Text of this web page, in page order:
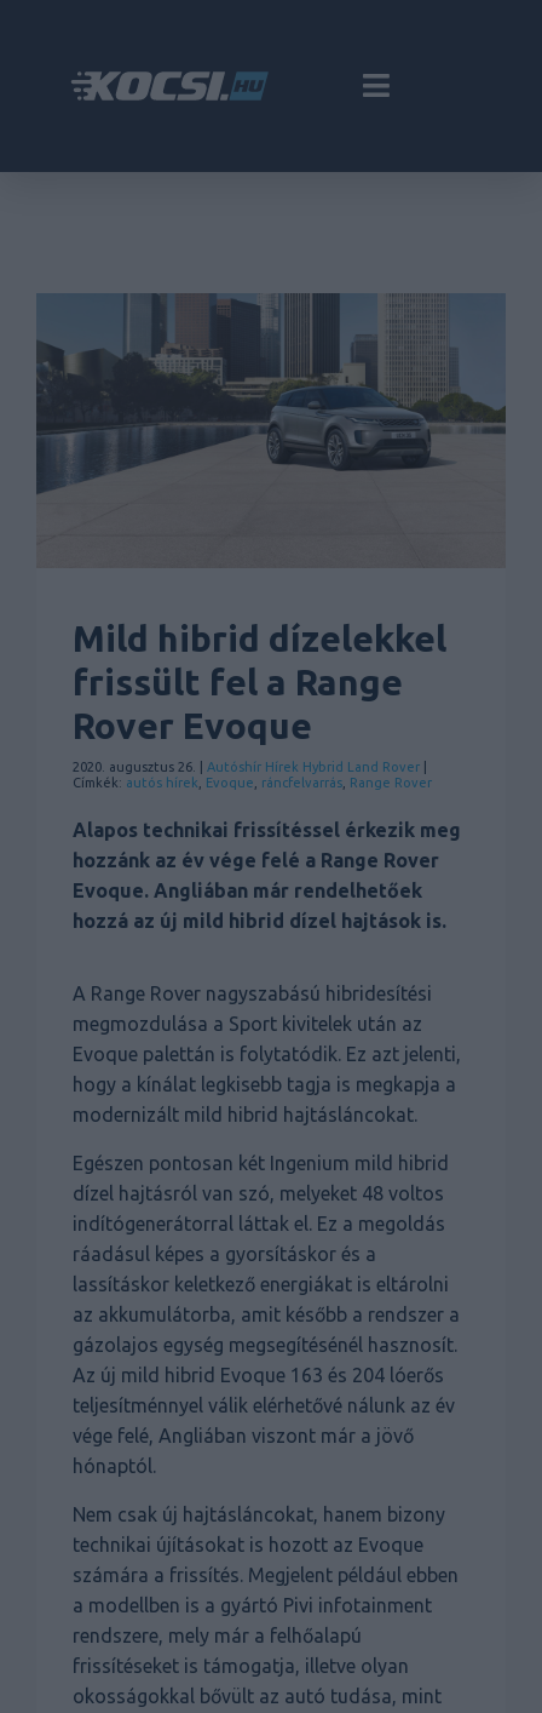
Mild hibrid dízelekkel
frissült fel a Range
Rover Evoque
2020. augusztus 26. | Autóshír Hírek Hybrid Land Rover
Címkék: autós hírek Evoque ráncfelvarrás Range Rover
Alapos technikai frissítéssel érkezik meg
hozzánk az év vége felé a Range Rover
Evoque. Angliában már rendelhetőek
hozzá az új mild hibrid dízel hajtások is.
A Range Rover nagyszabású hibridesítési
megmozdulása a Sport kivitelek után az
Evoque palettán is folytatódik. Ez azt jelenti,
hogy a kínálat legkisebb tagja is megkapja a
modernizált mild hibrid hajtásláncokat.
Egészen pontosan két Ingenium mild hibrid
dízel hajtásról van szó, melyeket 48 voltos
indítógenerátorral láttak el. Ez a megoldás
ráadásul képes a gyorsításkor és a
lassításkor keletkező energiákat is eltárolni
az akkumulátorba, amit később a rendszer a
gázolajos egység megsegítésénél hasznosít.
Az új mild hibrid Evoque 163 és 204 lóerős
teljesítménnyel válik elérhetővé nálunk az év
vége felé, Angliában viszont már a jövő
hónaptól.
Nem csak új hajtásláncokat, hanem bizony
technikai újításokat is hozott az Evoque
számára a frissítés. Megjelent például ebben
a modellben is a gyártó Pivi infotainment
rendszere, mely már a felhőalapú
frissítéseket is támogatja, illetve olyan
okosságokkal bővült az autó tudása, mint